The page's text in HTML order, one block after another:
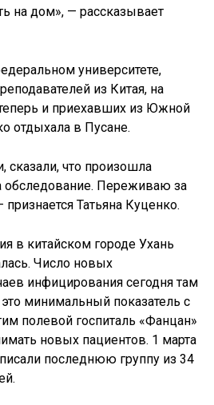
на дом», — рассказывает
университете,
из Китая, на
и приехавших из Южной
отдыхала в Пусане.
сказали, что произошла
Переживаю за
Татьяна Куценко.
в китайском городе Ухань
Число новых
инфицирования сегодня там
минимальный показатель с
полевой госпиталь «Фанцан»
новых пациентов. 1 марта
последнюю группу из 34